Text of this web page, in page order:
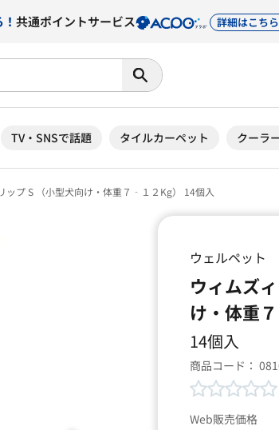
共通ポイントサービス 詳細はこちら
TV・SNSで話題 タイルカーペット クーラ
ップ S （小型犬向け・体重７‐１２Kg） 14個入
ウェルペット
ウィムズ
け・体重
14個入
商品コード：
Web販売価格